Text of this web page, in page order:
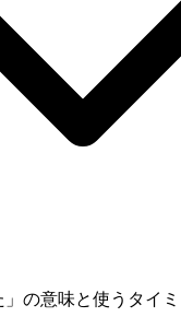
」の意味と使うタイ